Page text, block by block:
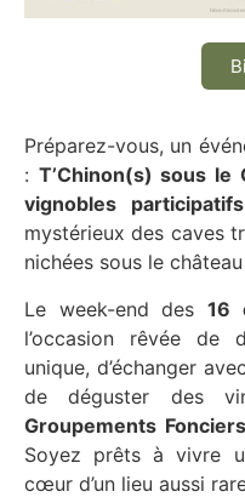
Préparez-vous, un
: T’Chinon(s) sous le
vignobles participatifs
mystérieux des caves
nichées sous le
Le week-end des 16
l’occasion rêvée de
unique, d’échanger
de déguster des
Groupements
Soyez prêts à vivre
cœur d’un lieu aussi